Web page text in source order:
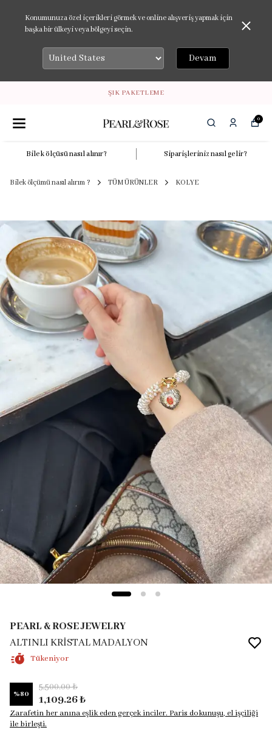
Konumunuza özel içerikleri görmek ve online alışveriş yapmak için
başka bir ülkeyi veya bölgeyi seçin.
Devam
ŞIK PAKETLEME
0
Bilek ölçüsü nasıl alınır? Siparişleriniz nasıl gelir?
Bilek ölçümü nasıl alırım ? TÜM ÜRÜNLER KOLYE
PEARL & ROSE JEWELRY
ALTINLI KRİSTAL MADALYON
Tükeniyor
%80
5,500.00 ₺
1,109.26 ₺
Zarafetin her anına eşlik eden gerçek inciler. Paris dokunuşu, el işçiliği
ile birleşti.